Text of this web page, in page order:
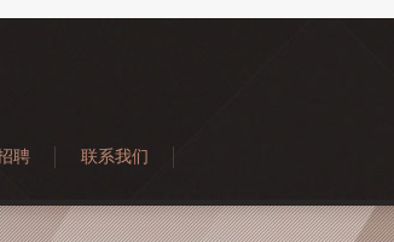
聘 联系我们